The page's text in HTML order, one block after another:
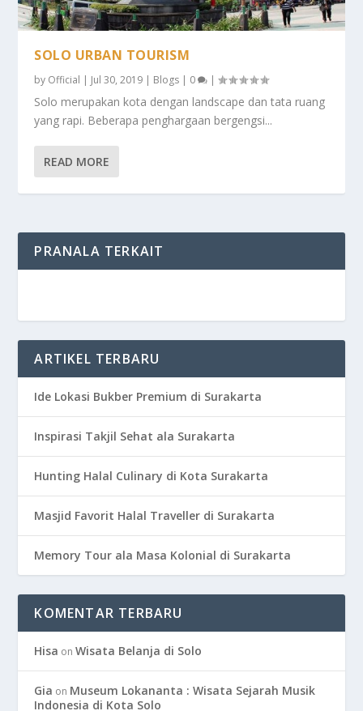
SOLO URBAN TOURISM
by Official | Jul 30, 2019 | Blogs | 0 |
Solo merupakan kota dengan landscape dan tata ruang
yang rapi. Beberapa penghargaan bergengsi...
READ MORE
PRANALA TERKAIT
ARTIKEL TERBARU
Ide Lokasi Bukber Premium di Surakarta
Inspirasi Takjil Sehat ala Surakarta
Hunting Halal Culinary di Kota Surakarta
Masjid Favorit Halal Traveller di Surakarta
Memory Tour ala Masa Kolonial di Surakarta
KOMENTAR TERBARU
Hisa onWisata Belanja di Solo
Gia on Museum Lokananta : Wisata Sejarah Musik
Indonesia di Kota Solo